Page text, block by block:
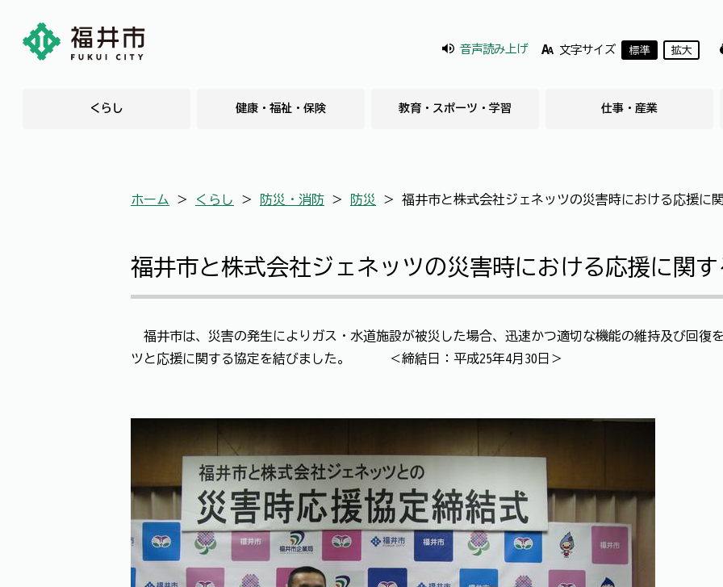
音声読み上げ 文字サイズ 標準 拡大
くらし 健康・福祉・保険 教育・スポーツ・学習 仕事・産業
ホーム ＞ くらし ＞ 防災・消防 ＞ 防災 ＞ 福井市と株式会社ジェネッツの災害時における応援に
福井市と株式会社ジェネッツの災害時における応援に関す
福井市は、災害の発生によりガス・水道施設が被災した場合、迅速かつ適切な機能の維持及び回復
ツと応援に関する協定を結びました。 ＜締結日：平成25年4月30日＞